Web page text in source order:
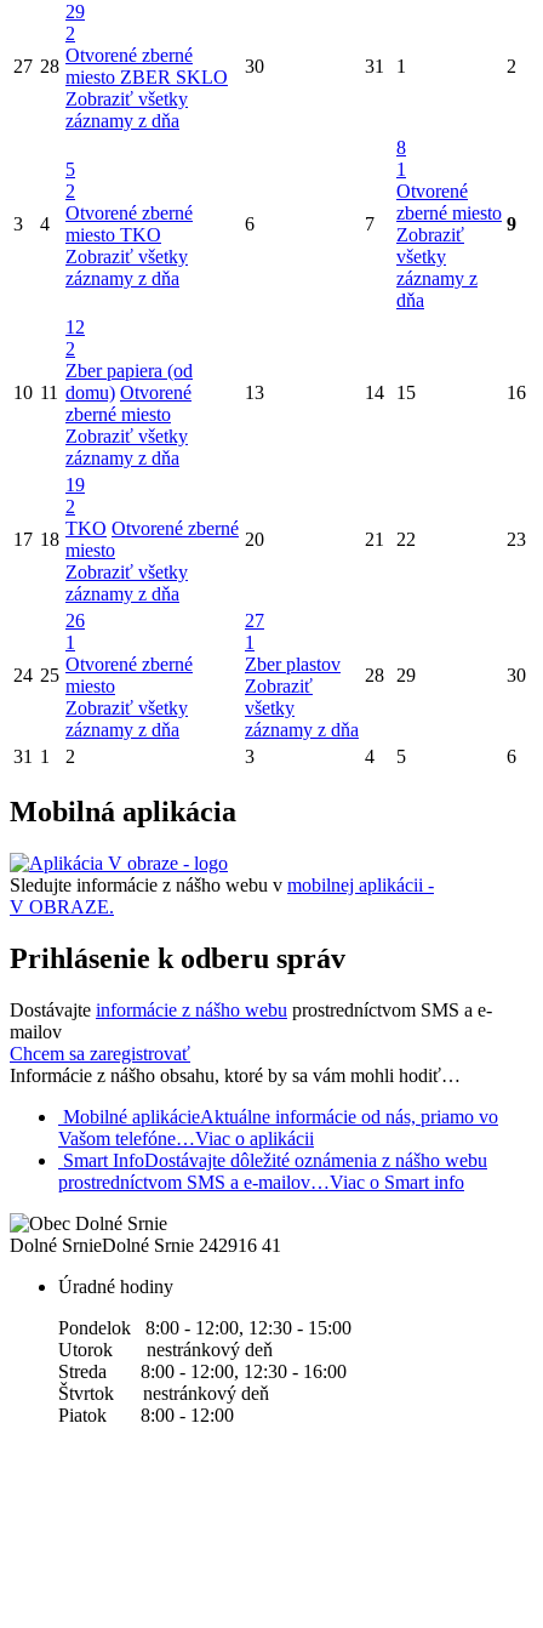
27 28
29
2
Otvorené zberné
miesto ZBER SKLO
Zobraziť všetky
záznamy z dňa
30 31 1 2
3 4
5
2
Otvorené zberné
miesto TKO
Zobraziť všetky
záznamy z dňa
6 7
8
1
Otvorené
zberné miesto
Zobraziť
všetky
záznamy z
dňa
9
10 11
12
2
Zber papiera (od
domu) Otvorené
zberné miesto
Zobraziť všetky
záznamy z dňa
13 14 15 16
17 18
19
2
TKO Otvorené zberné
miesto
Zobraziť všetky
záznamy z dňa
20 21 22 23
24 25
26
1
Otvorené zberné
miesto
Zobraziť všetky
záznamy z dňa
27
1
Zber plastov
Zobraziť
všetky
záznamy z dňa
28 29 30
31 1 2 3 4 5 6
Mobilná aplikácia
Sledujte informácie z nášho webu v mobilnej aplikácii -
V OBRAZE.
Prihlásenie k odberu správ
Dostávajte informácie z nášho webu prostredníctvom SMS a e-
mailov
Chcem sa zaregistrovať
Informácie z nášho obsahu, ktoré by sa vám mohli hodiť…
Mobilné aplikácieAktuálne informácie od nás, priamo vo
Vašom telefóne…Viac o aplikácii
Smart InfoDostávajte dôležité oznámenia z nášho webu
prostredníctvom SMS a e-mailov…Viac o Smart info
Dolné SrnieDolné Srnie 242916 41
Úradné hodiny
Pondelok 8:00 - 12:00, 12:30 - 15:00
Utorok nestránkový deň
Streda 8:00 - 12:00, 12:30 - 16:00
Štvrtok nestránkový deň
Piatok 8:00 - 12:00